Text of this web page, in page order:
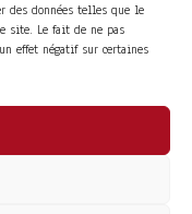
des données telles que le
site. Le fait de ne pas
effet négatif sur certaines